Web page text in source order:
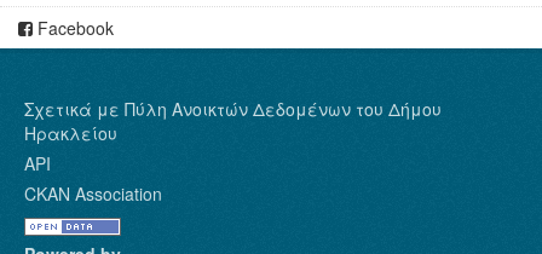
Facebook
Σχετικά με Πύλη Ανοικτών Δεδομένων του Δήμου
Ηρακλείου
API
CKAN Association